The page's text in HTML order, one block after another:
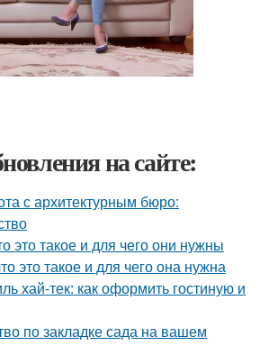
на сайте:
с архитектурным бюро:
это такое и для чего они нужны
это такое и для чего она нужна
хай-тек: как оформить гостиную и
по закладке сада на вашем